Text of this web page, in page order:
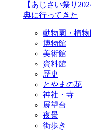
【あじさい祭り
典に行ってきた
動物園・植物
博物館
美術館
資料館
歴史
とやまの花
神社・寺
展望台
夜景
街歩き